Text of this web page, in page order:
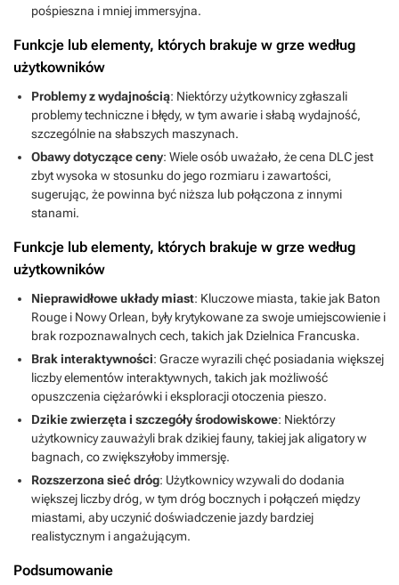
pośpieszna i mniej immersyjna.
Funkcje lub elementy, których brakuje w grze według
użytkowników
Problemy z wydajnością: Niektórzy użytkownicy zgłaszali
problemy techniczne i błędy, w tym awarie i słabą wydajność,
szczególnie na słabszych maszynach.
Obawy dotyczące ceny: Wiele osób uważało, że cena DLC jest
zbyt wysoka w stosunku do jego rozmiaru i zawartości,
sugerując, że powinna być niższa lub połączona z innymi
stanami.
Funkcje lub elementy, których brakuje w grze według
użytkowników
Nieprawidłowe układy miast: Kluczowe miasta, takie jak Baton
Rouge i Nowy Orlean, były krytykowane za swoje umiejscowienie i
brak rozpoznawalnych cech, takich jak Dzielnica Francuska.
Brak interaktywności: Gracze wyrazili chęć posiadania większej
liczby elementów interaktywnych, takich jak możliwość
opuszczenia ciężarówki i eksploracji otoczenia pieszo.
Dzikie zwierzęta i szczegóły środowiskowe: Niektórzy
użytkownicy zauważyli brak dzikiej fauny, takiej jak aligatory w
bagnach, co zwiększyłoby immersję.
Rozszerzona sieć dróg: Użytkownicy wzywali do dodania
większej liczby dróg, w tym dróg bocznych i połączeń między
miastami, aby uczynić doświadczenie jazdy bardziej
realistycznym i angażującym.
Podsumowanie